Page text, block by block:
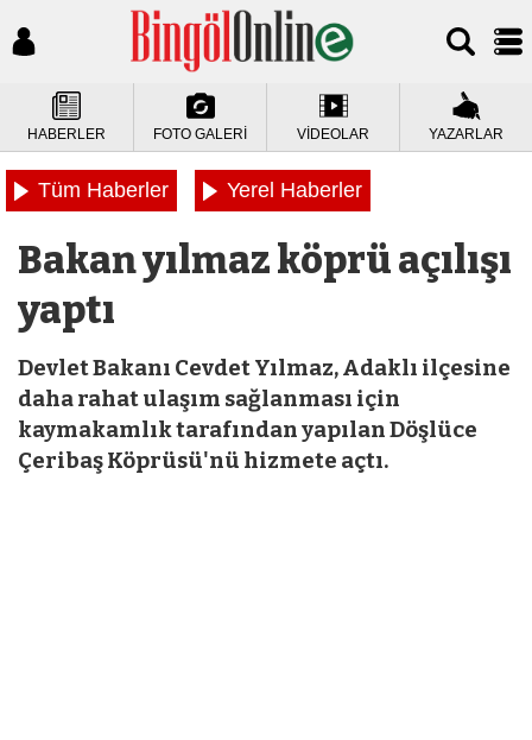
HABERLER FOTO GALERİ VİDEOLAR YAZARLAR
Tüm Haberler Yerel Haberler
Bakan yılmaz köprü açılışı
yaptı
Devlet Bakanı Cevdet Yılmaz, Adaklı ilçesine
daha rahat ulaşım sağlanması için
kaymakamlık tarafından yapılan Döşlüce
Çeribaş Köprüsü'nü hizmete açtı.